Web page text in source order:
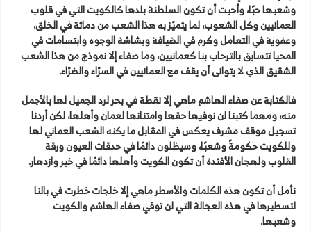
وشعبها حبًا، وأحبت أن تكون السلطنة بلدها كالكويت التي في قلوب
العمانيين وكل الشعوب، لما يتميّز به هذا الشعب من دماثة في الخلق،
وعفوية في التعامل وكرم في الضيافة وبشاشة الوجوه وابتسامات في
المحيا تتسابق بالترحاب بنا كعمانيين، وما صفاء إلا نموذج من هذا الشعب
الشقيق الذي لا يتوانى أن يقف مع العمانيين في السرّاء والضرّاء.
فالكتابة عن صفاء الهاشم ماهي إلا نقطة في بحر لرد الجميل لها بالأجمل
منه، ومهما كتبنا لن نوفيها حقها وامتنانها لعمان وأهلها، لكن أردنا
تسجيل موقف مشرف يعكس في المقابل ما يكنه الشعب العماني لها
وللكويت حكومةً وشعبًا، وسيظلون دائمًا في حدقات العيون ورقة
القلوب ولهجان الأفئدة أن تكون الكويت وأهلها دائمًا في خير وازدهار.
نأمل أن تكون هذه الكلمات والأسطر ماهي إلا خلجات خطرت في بالنا
لتسطيرها في هذه العجالة التي لن توفي صفاء الهاشم والكويت
وشعبها.